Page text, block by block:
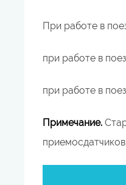
При работе в
при работе в
при работе в
Примечание.